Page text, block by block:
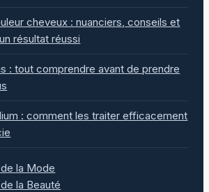
cheveux : nuanciers, conseils et
résultat réussi
: tout comprendre avant de prendre
: comment les traiter efficacement
la Mode
la Beauté